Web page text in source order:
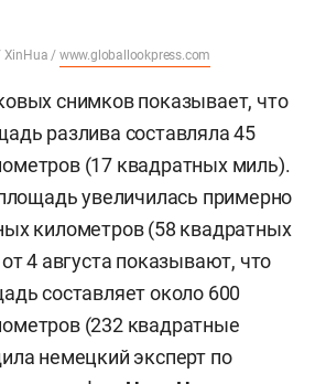
XinHua / www.globallookpress.com
снимков показывает, что
разлива составляла 45
(17 квадратных миль).
увеличилась примерно
километров (58 квадратных
4 августа показывают, что
составляет около 600
(232 квадратные
немецкий эксперт по